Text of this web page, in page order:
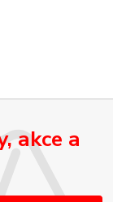
akce a